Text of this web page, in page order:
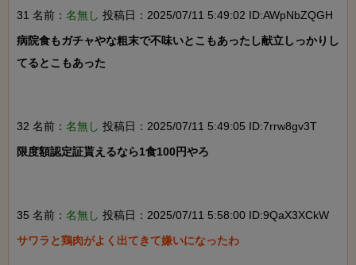
31 名前： 名無し 投稿日：2025/07/11 5:49:02 ID:AWpNbZQGH
病院食もガチャやな粗末で不味いとこもあったし献立しっかりし
てるとこもあった
32 名前： 名無し 投稿日：2025/07/11 5:49:05 ID:7rrw8gv3T
限度額認定証貰えるなら1食100円やろ
35 名前： 名無し 投稿日：2025/07/11 5:58:00 ID:9QaX3XCkW
サワラと鶏肉がよく出てきて嫌いになったわ